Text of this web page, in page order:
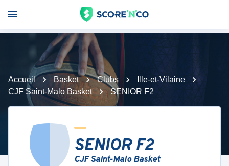
Accueil Basket Clubs
Ille-et-Vilaine
CJF Saint-Malo Basket
SENIOR F2
SENIOR F2
CJF Saint-Malo Basket